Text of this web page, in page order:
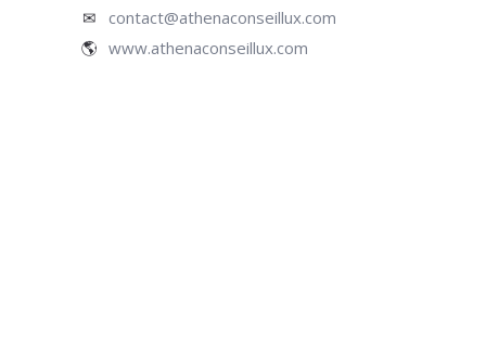
contact@athenaconseillux.com
www.athenaconseillux.com